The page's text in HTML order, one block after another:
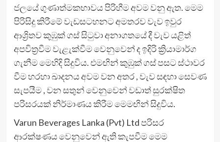
ජලයේ ගුණාත්මකභාවය පිරිහීම අවම වනු ඇත. මෙම
පිරිසිදු කිරීමේ වැඩසටහනට අමතරව වැව ඉවුර
ආශ්‍රිතව කුඹුක් ගස් සිටුවා අනාගතයේ දී වැව යළිත්
අපවිත්‍රවීම වැළැක්වීම වෙනුවෙන් ද ඉදිරි ක්‍රියාමාර්ග
ගැනීම මෙහිදි සිදුවිය. එමඟින් කුඹුක් ගස් පසට ස්ථාවර
වීම හරහා ඛාදනය අවම වන අතර , වැව සඳහා සෙවණ
සැපයීම , වන සතුන් වෙනුවෙන් වඩාත් සුරක්ෂිත
පරිසරයක් නිර්මාණය කිරීම මෙමඟින් සිදුවිය.
Varun Beverages Lanka (Pvt) Ltd පරිසර
ආරක්ෂණය වෙනුවෙන් ඇති කැපවීම මෙම